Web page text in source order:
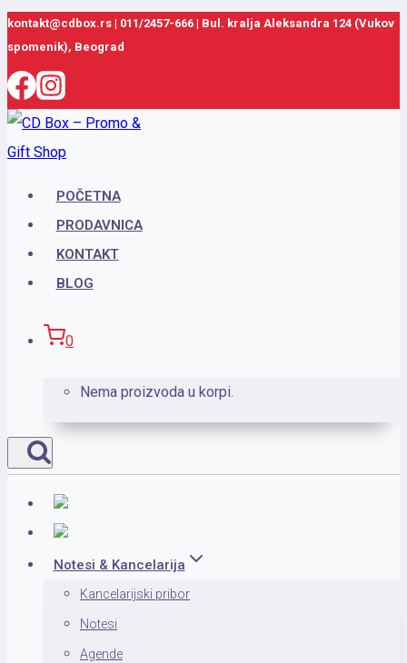
Skip
to
content
kontakt@cdbox.rs | 011/2457-666 | Bul. kralja Aleksandra 124 (Vukov
spomenik), Beograd
POČETNA
PRODAVNICA
KONTAKT
BLOG
0
Nema proizvoda u korpi.
Notesi & Kancelarija
Kancelarijski pribor
Notesi
Agende